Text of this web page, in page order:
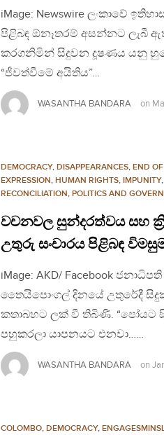
iMage: Newswire ලංකාවේ
පිළිබඳ ඕනෑතරම් අසන්නට ලැබී
කරගනිමින් සිදුවන දූෂණය යනු
“ජීවත්වීමේ අයිතිය”…
WASANTHA BANDARA on
DEMOCRACY, DISAPPEARANCES, END
EXPRESSION, HUMAN RIGHTS, IMPUNITY,
RECONCILIATION, POLITICS AND
වචනවල සුන්දරත්වය සහ
උතුරු සංචාරය පිළිබඳ
iMage: AKD/ Facebook
තෛයිපොංගල් දිනයේ උතුරේදී
කතාබහට ලක් වී තිබිණි. “පෝයට
පහුකරලා යාපනයට එනවා……
WASANTHA BANDARA on
COLOMBO, DEMOCRACY,